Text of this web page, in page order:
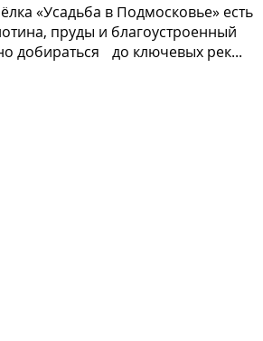
«Усадьба в Подмосковье» есть
пруды и благоустроенный
добираться до ключевых рек...